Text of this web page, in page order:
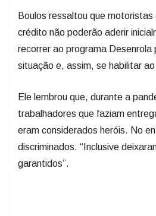
Boulos ressaltou que
crédito não poderão aderir
recorrer ao programa Desenrola
situação e, assim, se habilitar
Ele lembrou que, durante a
trabalhadores que faziam
eram considerados heróis. No
discriminados. “Inclusive
garantidos”.